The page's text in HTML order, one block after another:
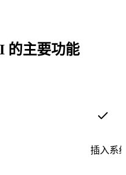
的主要功能
插入系